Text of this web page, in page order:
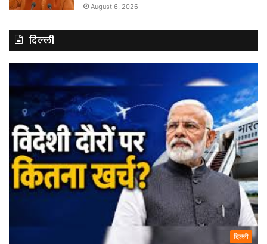
August 6, 2026
दिल्ली
दिल्ली